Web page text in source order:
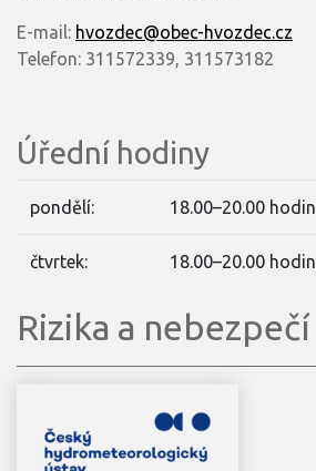
E-mail: hvozdec@obec-hvozdec.cz
Telefon: 311572339, 311573182
Úřední hodiny
pondělí: 18.00–20.00 hodin
čtvrtek: 18.00–20.00 hodin
Rizika a nebezpečí